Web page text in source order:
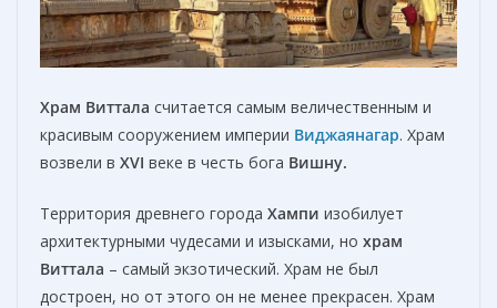
Храм Виттала считается самым величественным и
красивым сооружением империи Виджаянагар. Храм
возвели в XVI веке в честь бога Вишну.
Территория древнего города Хампи изобилует
архитектурными чудесами и изысками, но храм
Виттала – самый экзотический. Храм не был
достроен, но от этого он не менее прекрасен. Храм